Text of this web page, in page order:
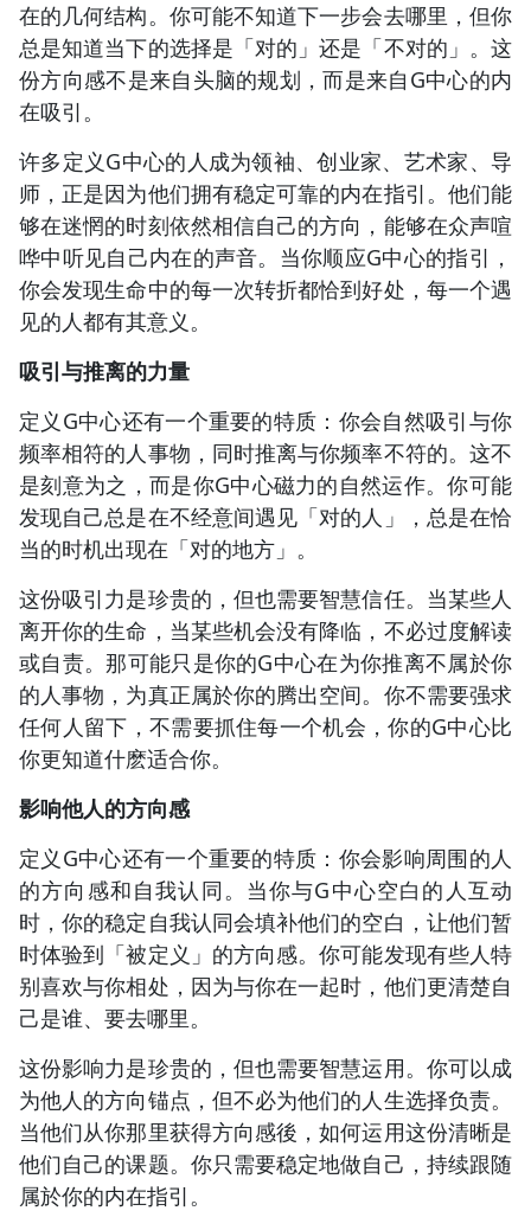
在的几何结构。你可能不知道下一步会去哪里，但你
总是知道当下的选择是「对的」还是「不对的」。这
份方向感不是来自头脑的规划，而是来自G中心的内
在吸引。
许多定义G中心的人成为领袖、创业家、艺术家、导
师，正是因为他们拥有稳定可靠的内在指引。他们能
够在迷惘的时刻依然相信自己的方向，能够在众声喧
哗中听见自己内在的声音。当你顺应G中心的指引，
你会发现生命中的每一次转折都恰到好处，每一个遇
见的人都有其意义。
吸引与推离的力量
定义G中心还有一个重要的特质：你会自然吸引与你
频率相符的人事物，同时推离与你频率不符的。这不
是刻意为之，而是你G中心磁力的自然运作。你可能
发现自己总是在不经意间遇见「对的人」，总是在恰
当的时机出现在「对的地方」。
这份吸引力是珍贵的，但也需要智慧信任。当某些人
离开你的生命，当某些机会没有降临，不必过度解读
或自责。那可能只是你的G中心在为你推离不属於你
的人事物，为真正属於你的腾出空间。你不需要强求
任何人留下，不需要抓住每一个机会，你的G中心比
你更知道什麽适合你。
影响他人的方向感
定义G中心还有一个重要的特质：你会影响周围的人
的方向感和自我认同。当你与G中心空白的人互动
时，你的稳定自我认同会填补他们的空白，让他们暂
时体验到「被定义」的方向感。你可能发现有些人特
别喜欢与你相处，因为与你在一起时，他们更清楚自
己是谁、要去哪里。
这份影响力是珍贵的，但也需要智慧运用。你可以成
为他人的方向锚点，但不必为他们的人生选择负责。
当他们从你那里获得方向感後，如何运用这份清晰是
他们自己的课题。你只需要稳定地做自己，持续跟随
属於你的内在指引。